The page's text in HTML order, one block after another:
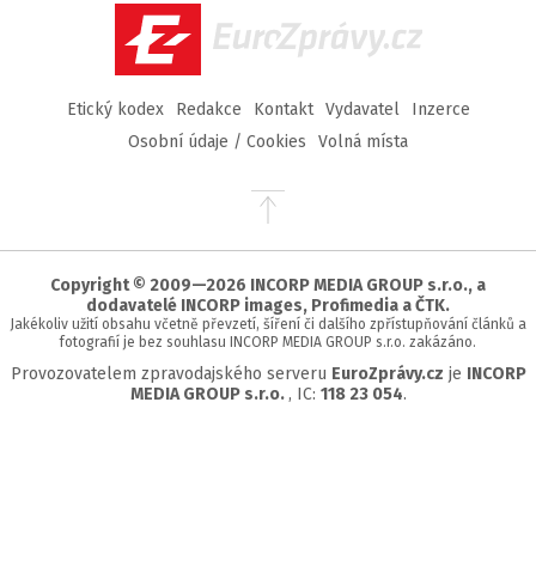
EuroZprávy.cz
Etický kodex Redakce Kontakt Vydavatel
Inzerce
Osobní údaje / Cookies
Volná místa
Přejít
stránky
Copyright © 2009—2026 INCORP MEDIA GROUP s.r.o., a
dodavatelé INCORP images, Profimedia a ČTK.
Jakékoliv užití obsahu včetně převzetí, šíření či dalšího zpřístupňování článků a
fotografií je bez souhlasu INCORP MEDIA GROUP s.r.o. zakázáno.
Provozovatelem zpravodajského serveru EuroZprávy.cz je INCORP
MEDIA GROUP s.r.o. , IC: 118 23 054.